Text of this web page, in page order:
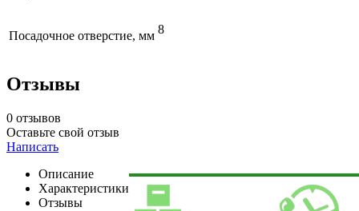
Посадочное отверстие, мм 8
Отзывы
0 отзывов
Оставьте свой отзыв
Написать
Описание
Характеристики
Отзывы